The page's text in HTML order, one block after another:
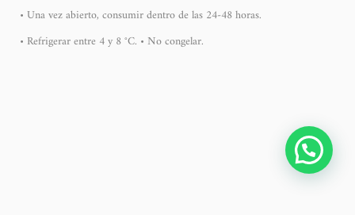
• Una vez abierto, consumir dentro de las 24-48 horas.
• Refrigerar entre 4 y 8 °C. • No congelar.